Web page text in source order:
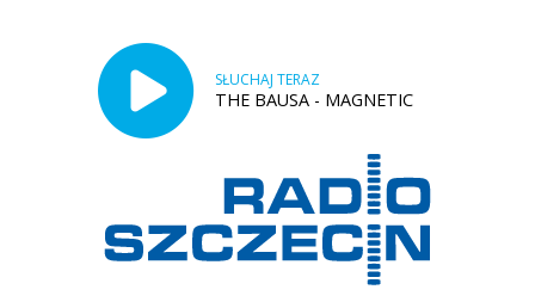
SŁUCHAJ TERAZ
THE BAUSA - MAGNETIC